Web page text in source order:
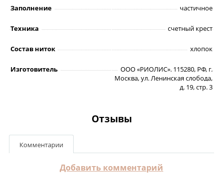
Заполнение частичное
Техника счетный крест
Состав ниток хлопок
Изготовитель
ООО «РИОЛИС». 115280, РФ, г.
Москва, ул. Ленинская слобода,
д. 19, стр. 3
Отзывы
Комментарии
Добавить комментарий